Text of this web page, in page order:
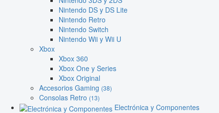
Nintendo DS y DS Lite
Nintendo Retro
Nintendo Switch
Nintendo Wii y Wii U
Xbox
Xbox 360
Xbox One y Series
Xbox Original
Accesorios Gaming (38)
Consolas Retro (13)
Electrónica y Componentes